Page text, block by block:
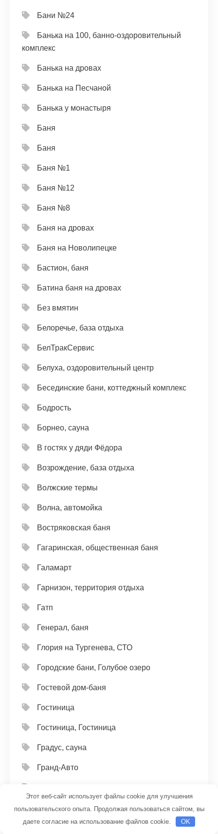
Бани №24
Банька на 100, банно-оздоровительный
комплекс
Банька на дровах
Банька на Песчаной
Банька у монастыря
Баня
Баня
Баня №1
Баня №12
Баня №8
Баня на дровах
Баня на Новолипецке
Бастион, баня
Батина баня на дровах
Без вмятин
Белоречье, база отдыха
БелТракСервис
Белуха, оздоровительный центр
Бесединские бани, коттеджный комплекс
Бодрость
Борнео, сауна
В гостях у дяди Фёдора
Возрождение, база отдыха
Волжские термы
Волна, автомойка
Востряковская баня
Гагаринская, общественная баня
Галамарт
Гарнизон, территория отдыха
Гатп
Генерал, баня
Глория на Тургенева, СТО
Городские бани, Голубое озеро
Гостевой дом-баня
Гостиница
Гостиница, Гостиница
Градус, сауна
Гранд-Авто
Дальнобойщик
Этот веб-сайт использует файлы cookie для улучшения
пользовательского опыта. Продолжая пользоваться сайтом, вы
даете согласие на использование файлов cookie.
OK